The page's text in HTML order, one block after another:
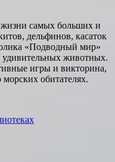
жизни самых больших и
дельфинов, касаток
«Подводный мир»
удивительных животных.
игры и викторина,
морских обитателях.